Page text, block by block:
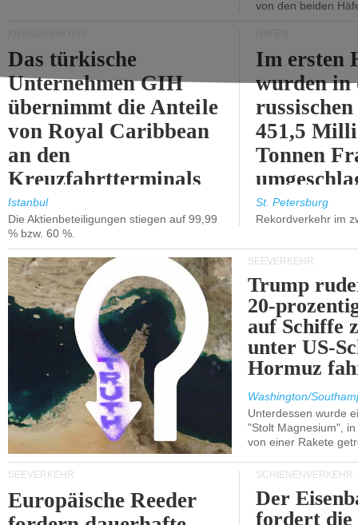
von den beiden
Das türkische
Unternehmen GIH
übernimmt die Anteile
von Royal Caribbean
an den
Kreuzfahrtterminals
in Kusadasi und
Lissabon.
Istanbul
Die Aktienbeteiligungen stiegen auf 99,99
% bzw. 60 %.
Im ersten
wurden in
451,5
Tonnen
%).
St. Petersburg
Rekordverkehr im
SEEVERKEHR
Trump
20-
auf Schiffe
unter US-
Hormuz
Washington/
Unterdessen wurde
"Stolt Magnesium",
von einer Rakete
SEEVERKEHR
Europäische Reeder
SCHIENENVERKEHR
Der
fordert die